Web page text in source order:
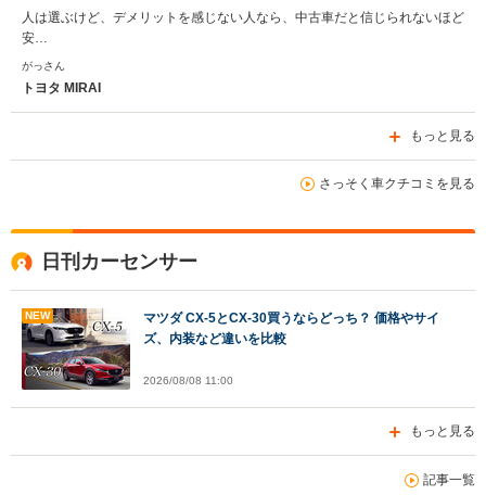
人は選ぶけど、デメリットを感じない人なら、中古車だと信じられないほど
安…
がっさん
トヨタ MIRAI
もっと見る
さっそく車クチコミを見る
日刊カーセンサー
NEW
マツダ CX-5とCX-30買うならどっち？ 価格やサイ
ズ、内装など違いを比較
2026/08/08 11:00
もっと見る
記事一覧